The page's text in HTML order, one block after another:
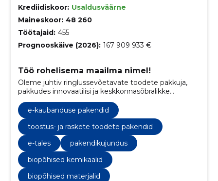
Krediidiskoor: Usaldusväärne
Maineskoor: 48 260
Töötajaid: 455
Prognooskäive (2026): 167 909 933 €
Töö rohelisema maailma nimel!
Oleme juhtiv ringlussevõetavate toodete pakkuja,
pakkudes innovaatilisi ja keskkonnasõbralikke
lahendusi pakendite, biomaterjalide,
puitkonstruktsioonide ja paberi valdkonnas.
e-kaubanduse pakendid
tööstus- ja raskete toodete pakendid
e-tales
pakendikujundus
biopõhised kemikaalid
biopõhised materjalid